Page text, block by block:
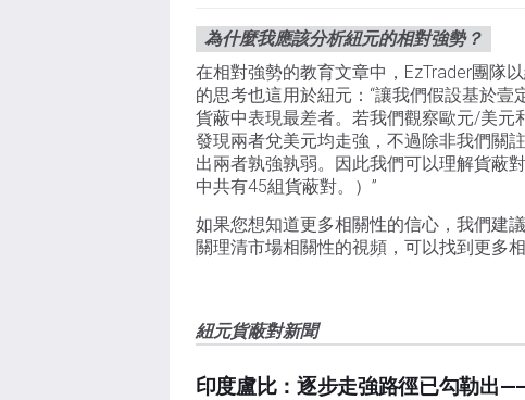
為什麼我應該分析紐元的相對強勢？
在相對強勢的教育文章中，EzTrader團隊
的思考也這用於紐元：“讓我們假設基於壹
貨蔽中表現最差者。若我們觀察歐元/美元
發現兩者兌美元均走強，不過除非我們關
出兩者孰強孰弱。因此我們可以理解貨蔽
中共有45組貨蔽對。）”
如果您想知道更多相關性的信心，我們建
關理清市場相關性的視頻，可以找到更多相
紐元貨蔽對新聞
印度盧比：逐步走強路徑已勾勒出